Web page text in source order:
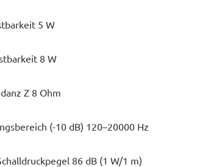
5 W
8 W
Z 8 Ohm
(-10 dB) 120–20000 Hz
86 dB (1 W/1 m)